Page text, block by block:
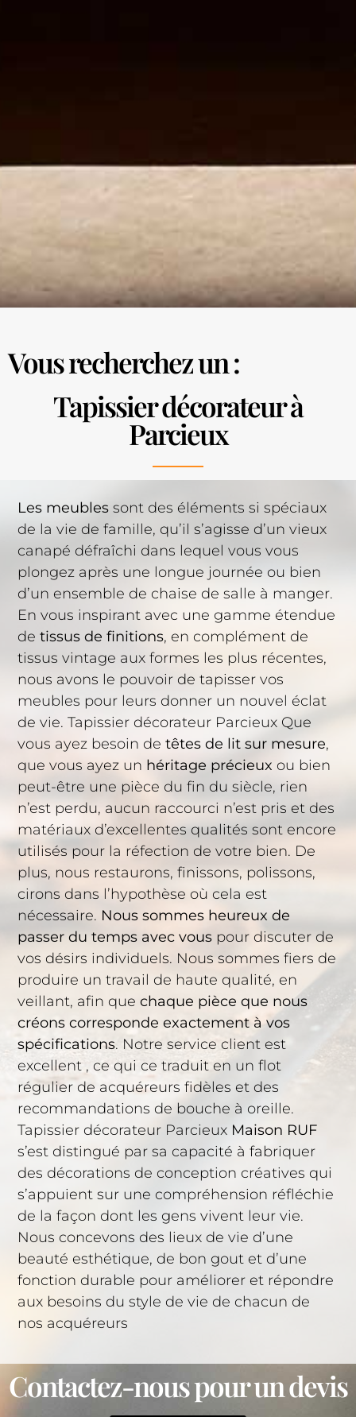
Vous recherchez un :
Tapissier décorateur à
Parcieux
Les meubles sont des éléments si spéciaux
de la vie de famille, qu’il s’agisse d’un vieux
canapé défraîchi dans lequel vous vous
plongez après une longue journée ou bien
d’un ensemble de chaise de salle à manger.
En vous inspirant avec une gamme étendue
detissus de finitions, en complément de
tissus vintage aux formes les plus récentes,
nous avons le pouvoir de tapisser vos
meubles pour leurs donner un nouvel éclat
de vie. Tapissier décorateur Parcieux Que
vous ayez besoin detêtes de lit sur mesure,
que vous ayez un héritage précieux ou bien
peut-être une pièce du fin du siècle, rien
n’est perdu, aucun raccourci n’est pris et des
matériaux d’excellentes qualités sont encore
utilisés pour la réfection de votre bien. De
plus, nous restaurons, finissons, polissons,
cirons dans l’hypothèse où cela est
nécessaire. Nous sommes heureux de
passer du temps avec vous pour discuter de
vos désirs individuels. Nous sommes fiers de
produire un travail de haute qualité, en
veillant, afin quechaque pièce que nous
créons corresponde exactement à vos
spécifications. Notre service client est
excellent , ce qui ce traduit en un flot
régulier de acquéreurs fidèles et des
recommandations de bouche à oreille.
Tapissier décorateur Parcieux Maison RUF
s’est distingué par sa capacité à fabriquer
des décorations de conception créatives qui
s’appuient sur une compréhension réfléchie
de la façon dont les gens vivent leur vie.
Nous concevons des lieux de vie d’une
beauté esthétique, de bon gout et d’une
fonction durable pour améliorer et répondre
aux besoins du style de vie de chacun de
nos acquéreurs
Contactez-nous pour un devis